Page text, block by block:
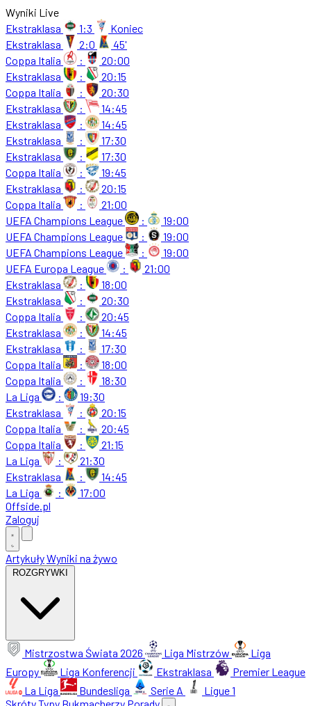
Wyniki Live
Ekstraklasa
1:3
Koniec
Ekstraklasa
2:0
45'
Coppa Italia
:
20:00
Ekstraklasa
:
20:15
Coppa Italia
:
20:30
Ekstraklasa
:
14:45
Ekstraklasa
:
14:45
Ekstraklasa
:
17:30
Ekstraklasa
:
17:30
Coppa Italia
:
19:45
Ekstraklasa
:
20:15
Coppa Italia
:
21:00
UEFA Champions League
:
19:00
UEFA Champions League
:
19:00
UEFA Champions League
:
19:00
UEFA Europa League
:
21:00
Ekstraklasa
:
18:00
Ekstraklasa
:
20:30
Coppa Italia
:
20:45
Ekstraklasa
:
14:45
Ekstraklasa
:
17:30
Coppa Italia
:
18:00
Coppa Italia
:
18:30
La Liga
:
19:30
Ekstraklasa
:
20:15
Coppa Italia
:
20:45
Coppa Italia
:
21:15
La Liga
:
21:30
Ekstraklasa
:
14:45
La Liga
:
17:00
Offside.pl
Zaloguj
ArtykułyWyniki na żywo
ROZGRYWKI
Mistrzostwa Świata 2026 Liga Mistrzów
Liga
Europy
Liga Konferencji Ekstraklasa
Premier League
La Liga
Bundesliga Serie A
Ligue 1